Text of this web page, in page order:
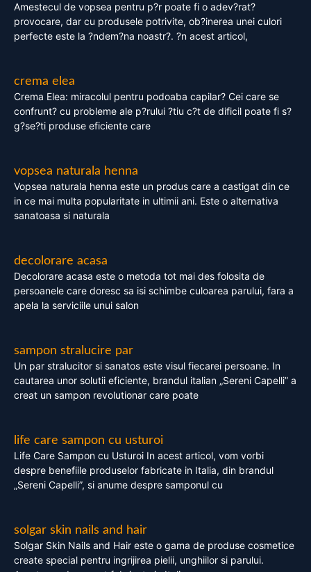
Amestecul de vopsea pentru p?r poate fi o adev?rat?
provocare, dar cu produsele potrivite, ob?inerea unei culori
perfecte este la ?ndem?na noastr?. ?n acest articol,
crema elea
Crema Elea: miracolul pentru podoaba capilar? Cei care se
confrunt? cu probleme ale p?rului ?tiu c?t de dificil poate fi s?
g?se?ti produse eficiente care
vopsea naturala henna
Vopsea naturala henna este un produs care a castigat din ce
in ce mai multa popularitate in ultimii ani. Este o alternativa
sanatoasa si naturala
decolorare acasa
Decolorare acasa este o metoda tot mai des folosita de
persoanele care doresc sa isi schimbe culoarea parului, fara a
apela la serviciile unui salon
sampon stralucire par
Un par stralucitor si sanatos este visul fiecarei persoane. In
cautarea unor solutii eficiente, brandul italian „Sereni Capelli” a
creat un sampon revolutionar care poate
life care sampon cu usturoi
Life Care Sampon cu Usturoi In acest articol, vom vorbi
despre benefiile produselor fabricate in Italia, din brandul
„Sereni Capelli”, si anume despre samponul cu
solgar skin nails and hair
Solgar Skin Nails and Hair este o gama de produse cosmetice
create special pentru ingrijirea pielii, unghiilor si parului.